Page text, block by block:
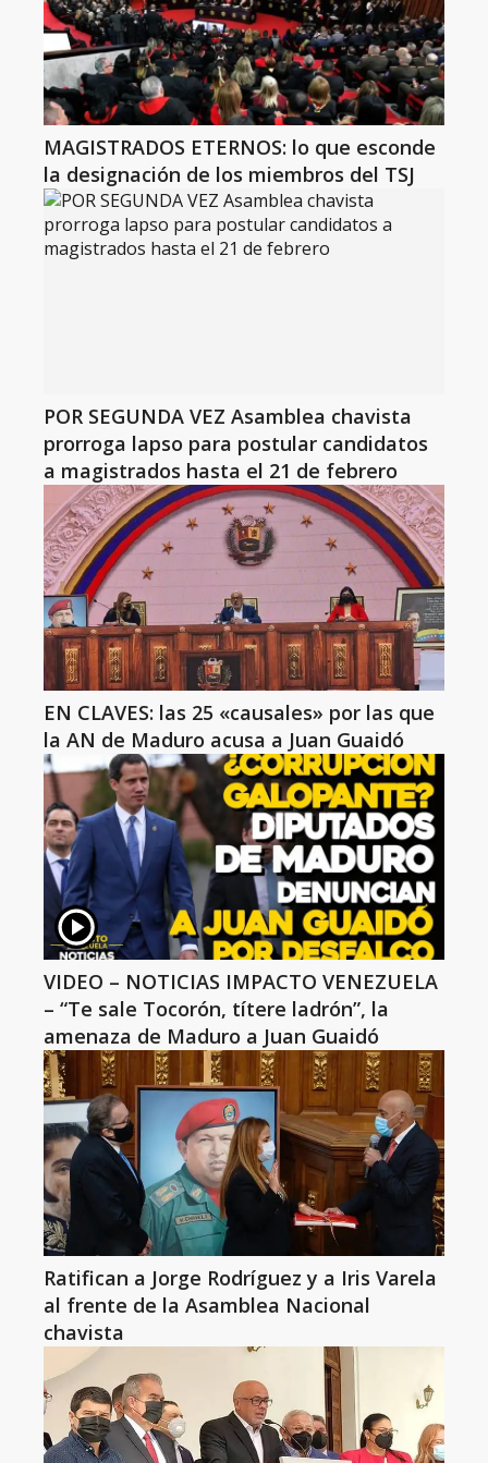
MAGISTRADOS ETERNOS: lo que esconde
la designación de los miembros del TSJ
POR SEGUNDA VEZ Asamblea chavista
prorroga lapso para postular candidatos
a magistrados hasta el 21 de febrero
EN CLAVES: las 25 «causales» por las que
la AN de Maduro acusa a Juan Guaidó
VIDEO – NOTICIAS IMPACTO VENEZUELA
– “Te sale Tocorón, títere ladrón”, la
amenaza de Maduro a Juan Guaidó
Ratifican a Jorge Rodríguez y a Iris Varela
al frente de la Asamblea Nacional
chavista